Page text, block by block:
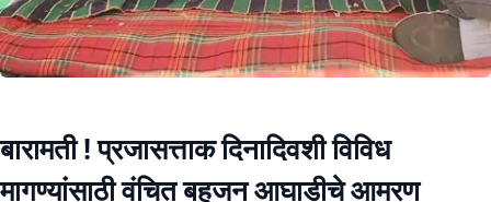
बारामती ! प्रजासत्ताक दिनादिवशी विविध
मागण्यांसाठी वंचित बहुजन आघाडीचे आमरण